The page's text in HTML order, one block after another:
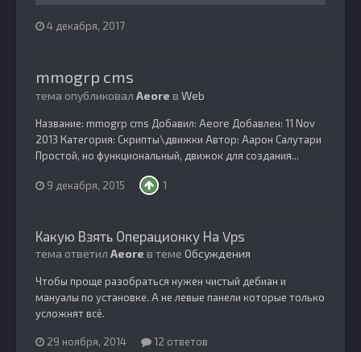
4 декабря, 2017
mmogrp cms
тема опубликовал Aeore в Web
Название: mmogrp cms Добавил: Aeore Добавлен: 11 Nov
2013 Категория: Скрипты\движки Автор: Аарон Салутари
Простой, но функциональный, движок для создания...
9 декабря, 2015 1
Какую Взять Операционку На Vps
тема ответил Aeore в теме Обсуждения
Чтобы проще разобраться нужен чистый дебиан и
мануалы по установке. А не левые панели которые только
усложнят всё.
29 ноября, 2014 12 ответов